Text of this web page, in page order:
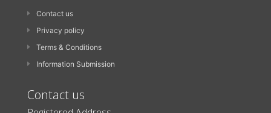
Contact us
Privacy policy
Terms & Conditions
Information Submission
Contact us